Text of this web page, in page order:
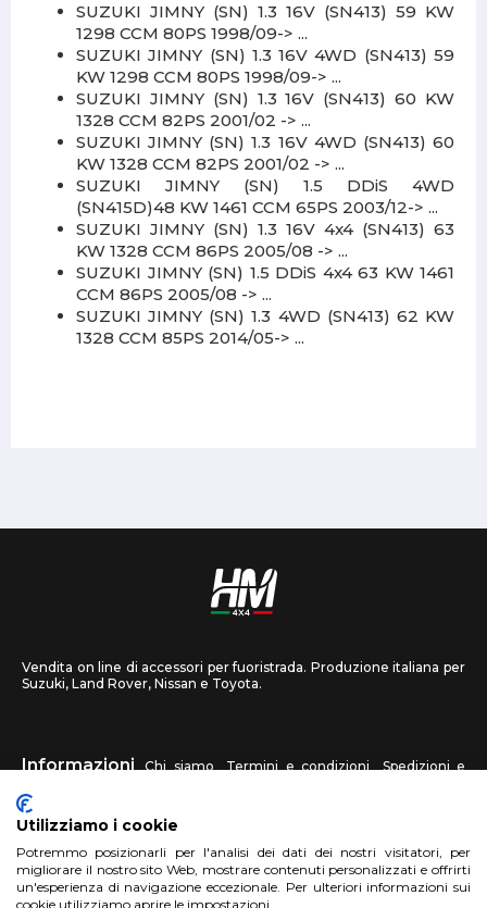
SUZUKI JIMNY (SN) 1.3 16V (SN413) 59 KW
1298 CCM 80PS 1998/09-> ...
SUZUKI JIMNY (SN) 1.3 16V 4WD (SN413) 59
KW 1298 CCM 80PS 1998/09-> ...
SUZUKI JIMNY (SN) 1.3 16V (SN413) 60 KW
1328 CCM 82PS 2001/02 -> ...
SUZUKI JIMNY (SN) 1.3 16V 4WD (SN413) 60
KW 1328 CCM 82PS 2001/02 -> ...
SUZUKI JIMNY (SN) 1.5 DDiS 4WD
(SN415D)48 KW 1461 CCM 65PS 2003/12-> ...
SUZUKI JIMNY (SN) 1.3 16V 4x4 (SN413) 63
KW 1328 CCM 86PS 2005/08 -> ...
SUZUKI JIMNY (SN) 1.5 DDiS 4x4 63 KW 1461
CCM 86PS 2005/08 -> ...
SUZUKI JIMNY (SN) 1.3 4WD (SN413) 62 KW
1328 CCM 85PS 2014/05-> ...
Vendita on line di accessori per fuoristrada. Produzione italiana per
Suzuki, Land Rover, Nissan e Toyota.
Informazioni Chi siamo Termini e condizioni
Spedizioni e
recessi
HM4X4 FAQ Centri assistenza Invia una foto
Utilizziamo i cookie
Potremmo posizionarli per l'analisi dei dati dei nostri visitatori, per
migliorare il nostro sito Web, mostrare contenuti personalizzati e offrirti
un'esperienza di navigazione eccezionale. Per ulteriori informazioni sui
cookie utilizziamo aprire le impostazioni.